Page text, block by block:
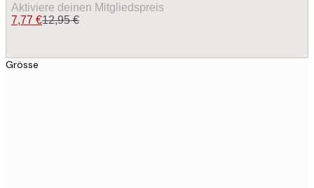
Aktiviere deinen Mitgliedspreis
7,77 €12,95 €
Grösse